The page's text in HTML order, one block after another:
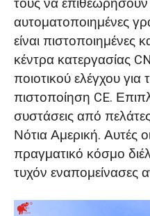
αυτοματοποιημένες
είναι πιστοποιημένες
κέντρα κατεργασίας
ποιοτικού ελέγχου
πιστοποίηση CE.
συστάσεις από
Νότια Αμερική. Αυτές
πραγματικό κόσμο
τυχόν εναπομείνασες